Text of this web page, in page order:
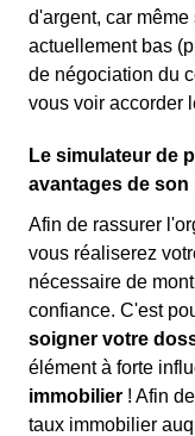
d'argent, car
actuellement bas
de négociation du
vous voir accorder
Le simulateur de
avantages de
Afin de rassurer
vous réaliserez
nécessaire de
confiance. C'est
soigner votre
élément à forte
immobilier ! Afin
taux immobilier